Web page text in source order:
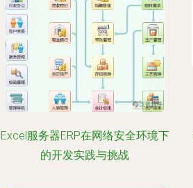
Excel服务器ERP在网络安全环境下
的开发实践与挑战